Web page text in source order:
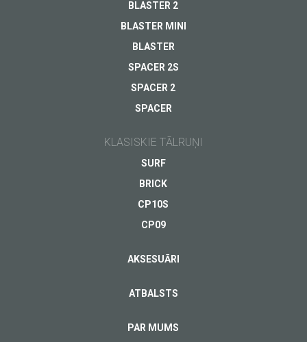
BLASTER 2
BLASTER MINI
BLASTER
SPACER 2S
SPACER 2
SPACER
KLASISKIE TĀLRUŅI
SURF
BRICK
CP10S
CP09
AKSESUĀRI
ATBALSTS
PAR MUMS